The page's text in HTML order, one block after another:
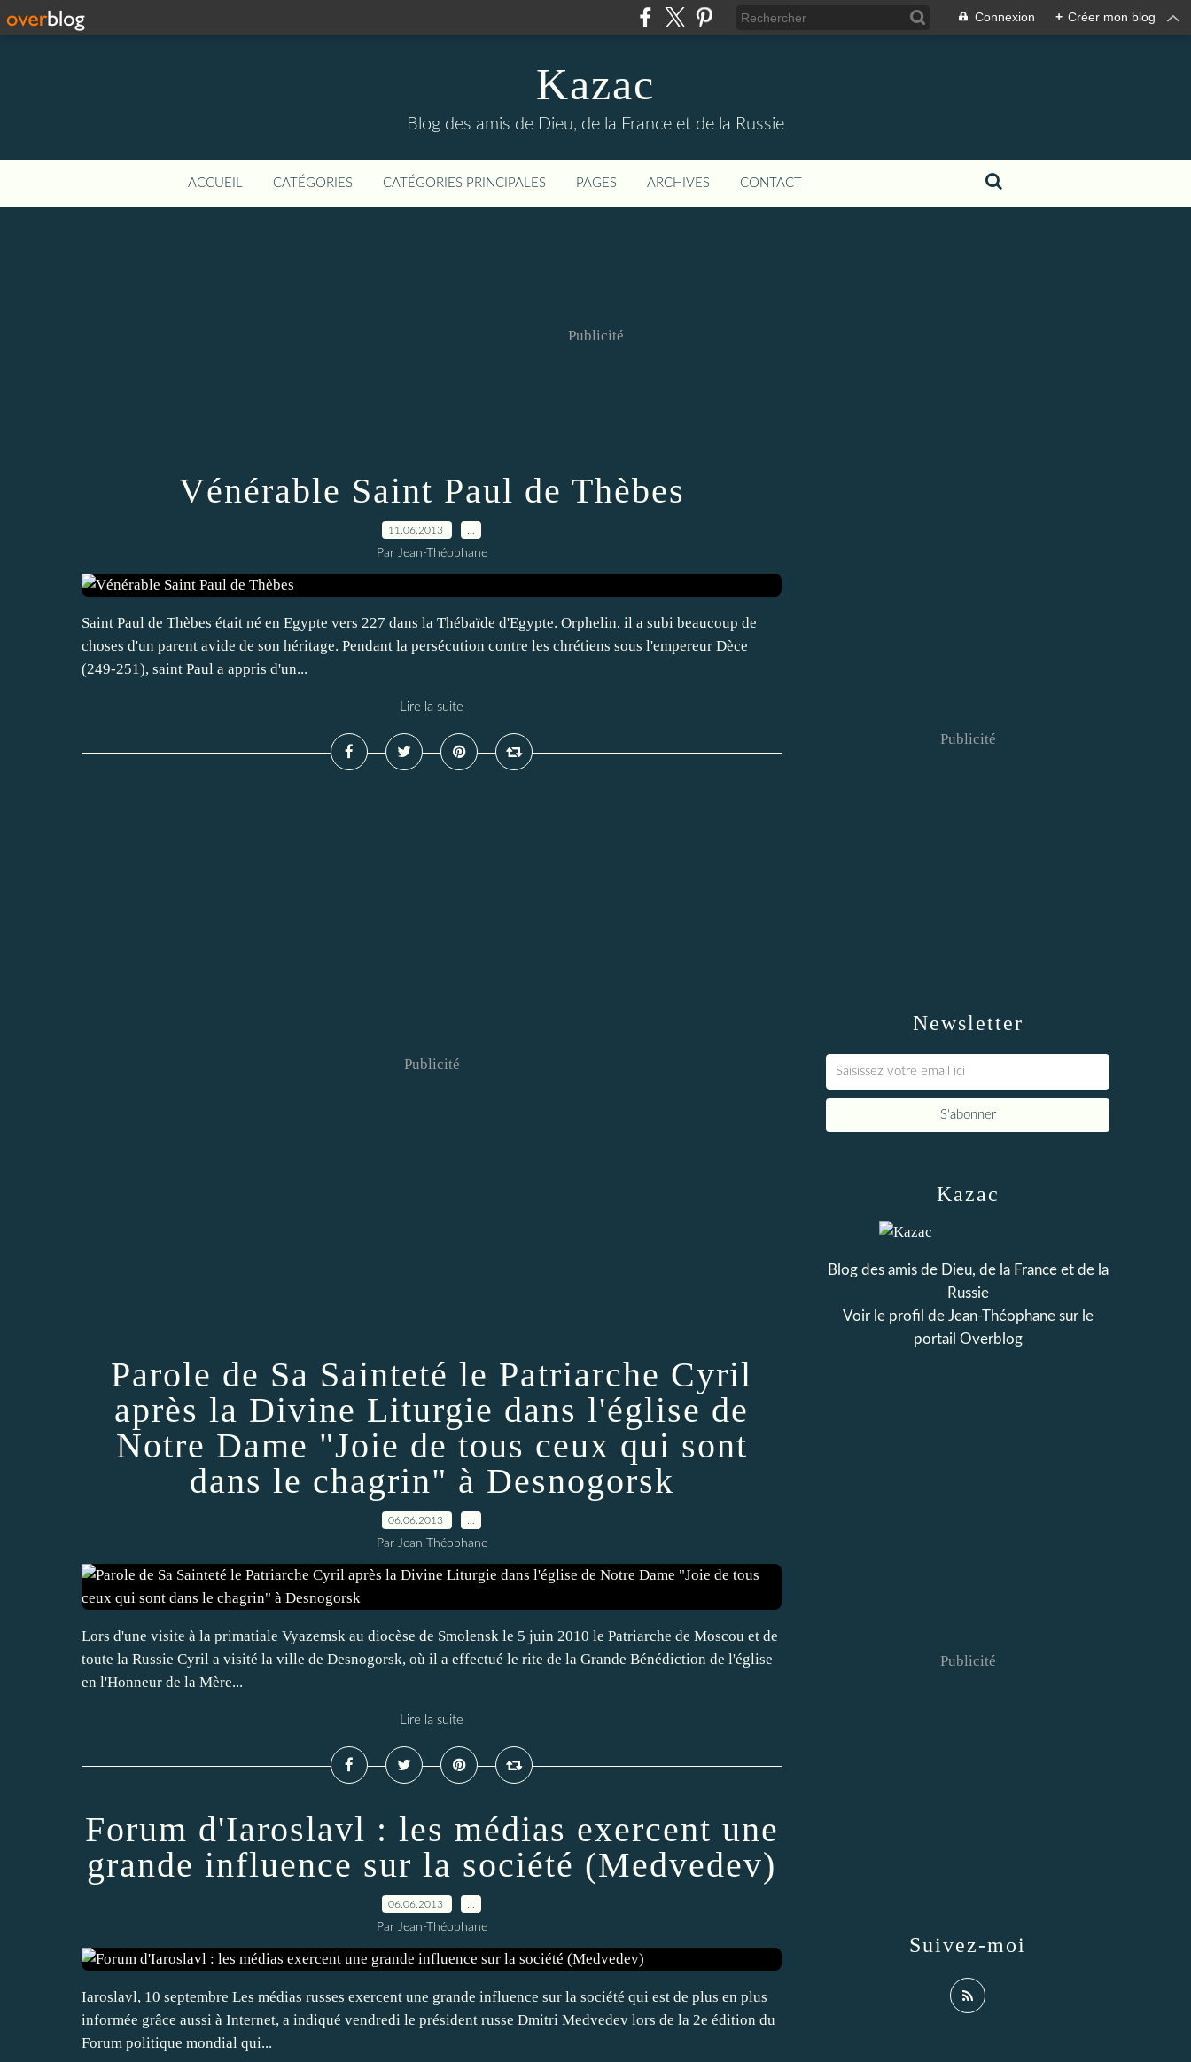
Connexion + Créer mon blog
Kazac
Blog des amis de Dieu, de la France et de la Russie
ACCUEIL CATÉGORIES CATÉGORIES PRINCIPALES PAGES ARCHIVES CONTACT
Publicité
Vénérable Saint Paul de Thèbes
11.06.2013
Par Jean-Théophane
Saint Paul de Thèbes était né en Egypte vers 227 dans la Thébaïde d'Egypte. Orphelin, il a subi beaucoup de
choses d'un parent avide de son héritage. Pendant la persécution contre les chrétiens sous l'empereur Dèce
(249-251), saint Paul a appris d'un...
Lire la suite
Publicité
Parole de Sa Sainteté le Patriarche Cyril
après la Divine Liturgie dans l'église de
Notre Dame "Joie de tous ceux qui sont
dans le chagrin" à Desnogorsk
06.06.2013
Par Jean-Théophane
Lors d'une visite à la primatiale Vyazemsk au diocèse de Smolensk le 5 juin 2010 le Patriarche de Moscou et de
toute la Russie Cyril a visité la ville de Desnogorsk, où il a effectué le rite de la Grande Bénédiction de l'église
en l'Honneur de la Mère...
Lire la suite
Forum d'Iaroslavl : les médias exercent une
grande influence sur la société (Medvedev)
06.06.2013
Par Jean-Théophane
Iaroslavl, 10 septembre Les médias russes exercent une grande influence sur la société qui est de plus en plus
informée grâce aussi à Internet, a indiqué vendredi le président russe Dmitri Medvedev lors de la 2e édition du
Forum politique mondial qui...
Newsletter
Publicité
Kazac
Blog des amis de Dieu, de la France et de la
Russie
Voir le profil de Jean-Théophanesur le
portail Overblog
Suivez-moi
Publicité